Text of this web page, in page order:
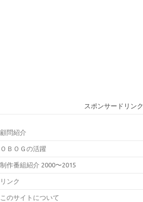
スポンサードリンク
顧問紹介
ＯＢＯＧの活躍
制作番組紹介 2000〜2015
リンク
このサイトについて